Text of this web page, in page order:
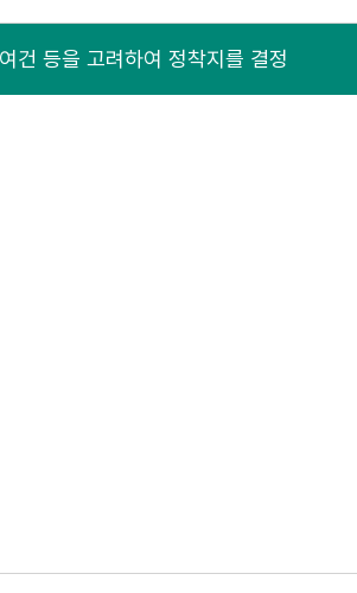
건 등을 고려하여 정착지를 결정